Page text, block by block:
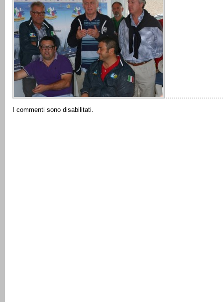
I commenti sono disabilitati.